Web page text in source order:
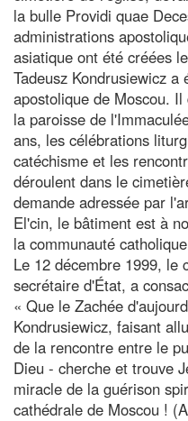
la bulle Providi quae
administrations
asiatique ont été créées
Tadeusz Kondrusiewicz
apostolique de Moscou.
la paroisse de
ans, les célébrations
catéchisme et les
déroulent dans le
demande adressée par
El'cin, le bâtiment est à
la communauté
Le 12 décembre 1999, le
secrétaire d'État, a
« Que le Zachée
Kondrusiewicz, faisant
de la rencontre entre le
Dieu - cherche et trouve
miracle de la guérison
cathédrale de Moscou !